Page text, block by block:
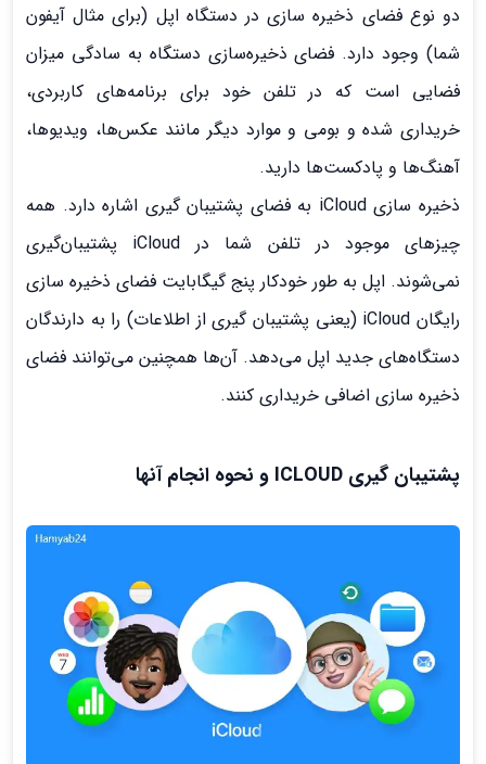
دو نوع فضای ذخیره سازی در دستگاه اپل (برای مثال آیفون
شما) وجود دارد. فضای ذخیره‌سازی دستگاه به سادگی میزان
فضایی است که در تلفن خود برای برنامه‌های کاربردی،
خریداری شده و بومی و موارد دیگر مانند عکس‌ها، ویدیوها،
آهنگ‌ها و پادکست‌ها دارید.
ذخیره سازی iCloud به فضای پشتیبان گیری اشاره دارد. همه
چیزهای موجود در تلفن شما در iCloud پشتیبان‌گیری
نمی‌شوند. اپل به طور خودکار پنج گیگابایت فضای ذخیره سازی
رایگان iCloud (یعنی پشتیبان گیری از اطلاعات) را به دارندگان
دستگاه‌های جدید اپل می‌دهد. آن‌ها همچنین می‌توانند فضای
ذخیره سازی اضافی خریداری کنند.
پشتیبان گیری ICLOUD و نحوه انجام آنها